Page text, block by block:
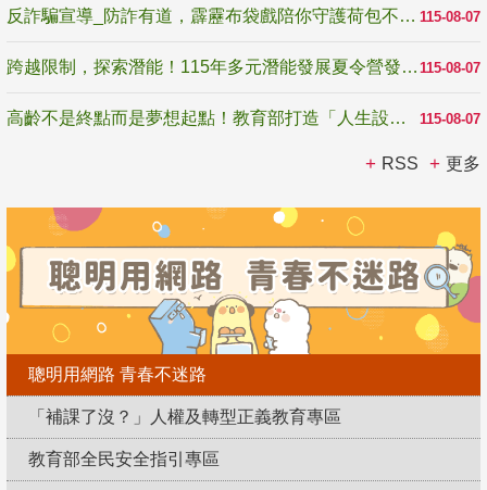
115-08-07
反詐騙宣導_防詐有道，霹靂布袋戲陪你守護荷包不受騙
115-08-07
跨越限制，探索潛能！115年多元潛能發展夏令營發掘生命無限可能
115-08-07
高齡不是終點而是夢想起點！教育部打造「人生設計夢工場」 參展第3屆高齡健康產業博覽會
RSS 更多
聰明用網路 青春不迷路
「補課了沒？」人權及轉型正義教育專區
教育部全民安全指引專區